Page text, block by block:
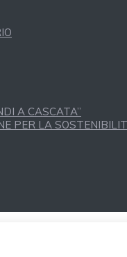
A CASCATA”
PER LA